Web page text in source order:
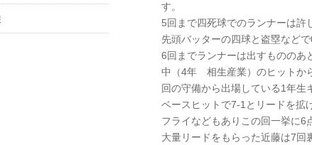
す。
5回まで四死球でのランナーは許
先頭バッターの四球と盗塁など
6回までランナーは出すものの
中（4年 相生産業）のヒットか
回の守備から出場している1年
ベースヒットで7-1とリードを
フライなどもありこの回一挙に6
大量リードをもらった近藤は7